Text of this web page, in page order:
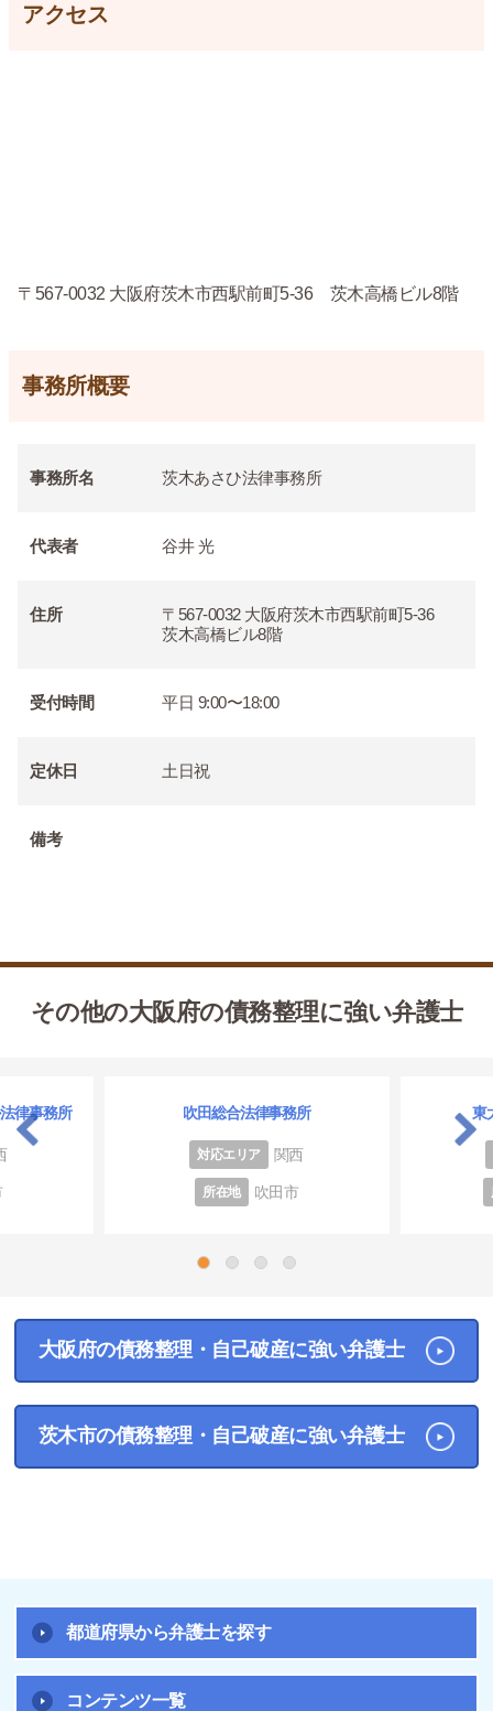
アクセス
〒567-0032 大阪府茨木市西駅前町5-36 茨木高橋ビル8階
事務所概要
事務所名 茨木あさひ法律事務所
代表者 谷井 光
住所
〒567-0032 大阪府茨木市西駅前町5-36
茨木高橋ビル8階
受付時間 平日 9:00〜18:00
定休日 土日祝
備考
その他の大阪府の債務整理に強い弁護士
律事務所 吹田総合法律事務所
対応エリア 関西
所在地 吹田市
東
大阪府の債務整理・自己破産に強い弁護士
茨木市の債務整理・自己破産に強い弁護士
都道府県から弁護士を探す
コンテンツ一覧